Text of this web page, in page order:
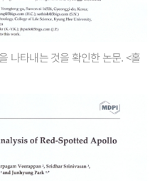
나타내는 것을 확인한 논문. <홀